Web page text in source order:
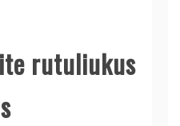
rutuliukus